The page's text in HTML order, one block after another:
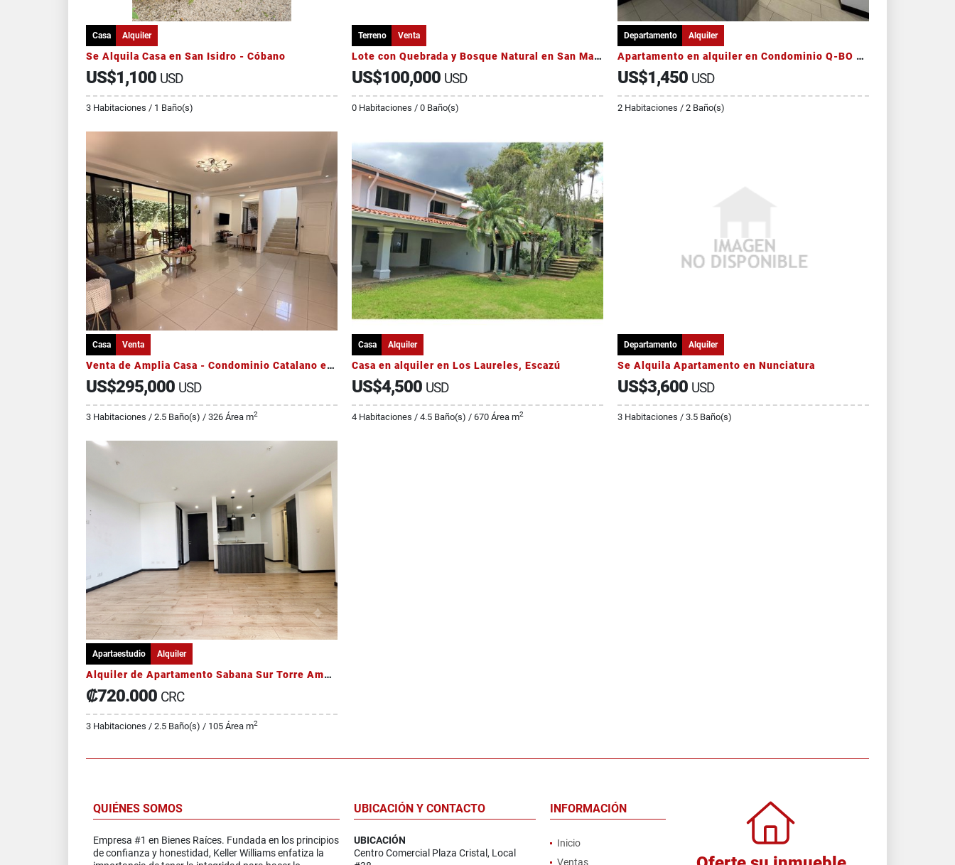
Casa Alquiler
Se Alquila Casa en San Isidro - Cóbano
US$1,100 USD
3 Habitaciones / 1 Baño(s)
Terreno Venta
Lote con Quebrada y Bosque Natural en San Mateo | 2.506 m²
US$100,000 USD
0 Habitaciones / 0 Baño(s)
Departamento Alquiler
Apartamento en alquiler en Condominio Q-BO Skyhomes - Nunciatura
US$1,450 USD
2 Habitaciones / 2 Baño(s)
Casa Venta
Venta de Amplia Casa - Condominio Catalano exclusivo 5 casas
US$295,000 USD
3 Habitaciones / 2.5 Baño(s) / 326 Área m2
Casa Alquiler
Casa en alquiler en Los Laureles, Escazú
US$4,500 USD
4 Habitaciones / 4.5 Baño(s) / 670 Área m2
Departamento Alquiler
Se Alquila Apartamento en Nunciatura
US$3,600 USD
3 Habitaciones / 3.5 Baño(s)
Apartaestudio Alquiler
Alquiler de Apartamento Sabana Sur Torre Ambar
₡720.000 CRC
3 Habitaciones / 2.5 Baño(s) / 105 Área m2
QUIÉNES SOMOS
Empresa #1 en Bienes Raíces. Fundada en los principios
de confianza y honestidad, Keller Williams enfatiza la
UBICACIÓN Y CONTACTO
UBICACIÓN
Centro Comercial Plaza Cristal, Local
INFORMACIÓN
Inicio
Ventas